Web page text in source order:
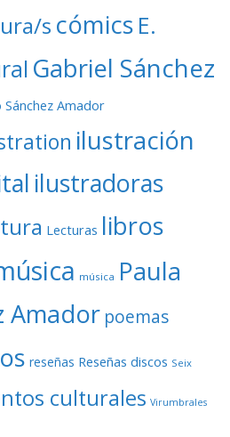
s cómics E.
Gabriel Sánchez
Sánchez Amador
ilustración
ilustradoras
Lecturas libros
música Paula
Amador poemas
reseñas Reseñas discos Seix
culturales Virumbrales